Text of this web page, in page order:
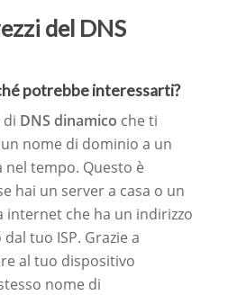
del DNS
potrebbe interessarti?
di DNS dinamico che ti
nome di dominio a un
nel tempo. Questo è
hai un server a casa o un
internet che ha un indirizzo
tuo ISP. Grazie a
al tuo dispositivo
nome di